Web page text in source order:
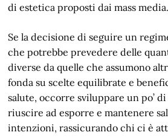
di estetica proposti dai mass media.
Se la decisione di seguire un
che potrebbe prevedere delle
diverse da quelle che assumono
fonda su scelte equilibrate e
salute, occorre sviluppare un po’
riuscire ad esporre e mantenere
intenzioni, rassicurando chi ci è